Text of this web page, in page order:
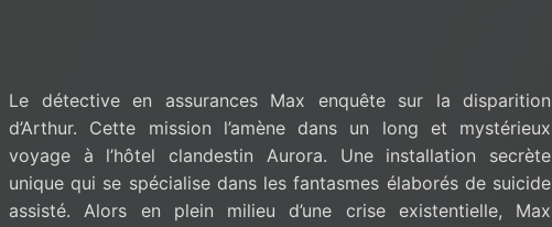
Le détective en assurances Max enquête sur la disparition
d’Arthur. Cette mission l’amène dans un long et mystérieux
voyage à l’hôtel clandestin Aurora. Une installation secrète
unique qui se spécialise dans les fantasmes élaborés de suicide
assisté. Alors en plein milieu d’une crise existentielle, Max